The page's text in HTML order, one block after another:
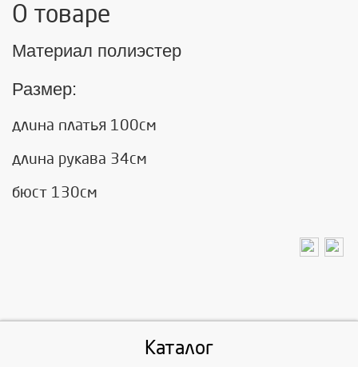
О товаре
Материал полиэстер
Размер:
длина платья 100см
длина рукава 34см
бюст 130см
Каталог